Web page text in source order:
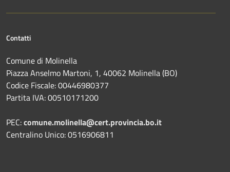
Contatti
Comune di Molinella
Piazza Anselmo Martoni, 1, 40062 Molinella (BO)
Codice Fiscale: 00446980377
Partita IVA: 00510171200
PEC:comune.molinella@cert.provincia.bo.it
Centralino Unico: 0516906811